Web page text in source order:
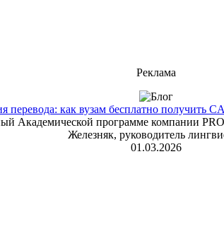
Реклама
перевода: как вузам бесплатно получить
Академической программе компании
Железняк, руководитель
01.03.2026